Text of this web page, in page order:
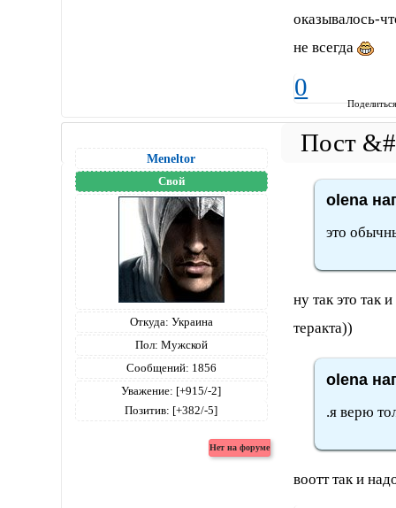
оказывалось-
не всегда
0
Meneltоr
Свой
Откуда: Украина
Пол: Мужской
Сообщений: 1856
Уважение: [+915/-2]
Позитив: [+382/-5]
olena
это
ну так это так
теракта))
olena
.я верю
воотт так и